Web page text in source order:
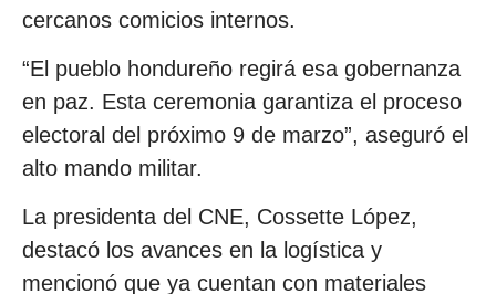
cercanos comicios internos.
“El pueblo hondureño regirá esa gobernanza
en paz. Esta ceremonia garantiza el proceso
electoral del próximo 9 de marzo”, aseguró el
alto mando militar.
La presidenta del CNE, Cossette López,
destacó los avances en la logística y
mencionó que ya cuentan con materiales